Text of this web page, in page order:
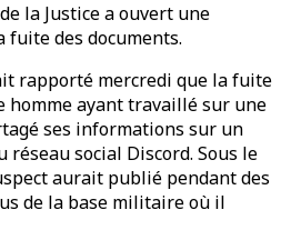
la Justice a ouvert une
fuite des documents.
rapporté mercredi que la fuite
homme ayant travaillé sur une
ses informations sur un
social Discord. Sous le
aurait publié pendant des
de la base militaire où il